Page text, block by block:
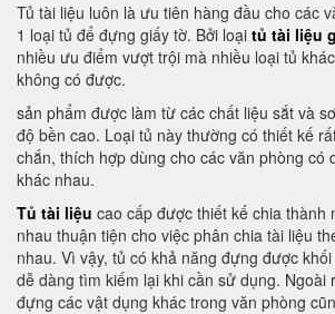
Tủ tài liệu luôn là ưu tiên hàng đầu cho các
1 loại tủ để đựng giấy tờ. Bởi loại tủ tài liệu
nhiều ưu điểm vượt trội mà nhiều loại tủ
không có được.
sản phẩm được làm từ các chất liệu sắt và
độ bền cao. Loại tủ này thường có thiết kế
chắn, thích hợp dùng cho các văn phòng có
khác nhau.
Tủ tài liệu cao cấp được thiết kế chia thành
nhau thuận tiện cho việc phân chia tài liệu
nhau. Vì vậy, tủ có khả năng đựng được
dễ dàng tìm kiếm lại khi cần sử dụng. Ngoài
đựng các vật dụng khác trong văn phòng